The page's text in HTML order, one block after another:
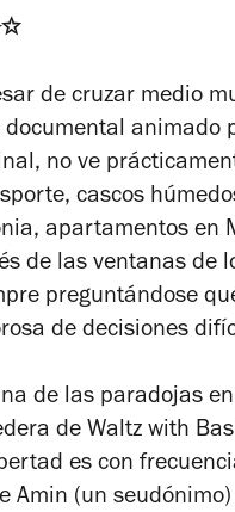
✩
de cruzar medio
documental animado
no ve
cascos
apartamentos en
de las ventanas de
preguntándose
de decisiones
de las paradojas
de Waltz with
es con
Amin (un